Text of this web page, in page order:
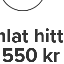
n
kr